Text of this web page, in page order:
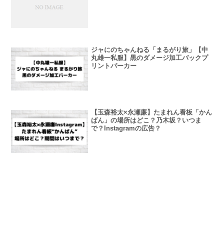
ジャにのちゃんねる「まるがり旅」【中
丸雄一私服】黒のダメージ加工バックプ
リントパーカー
【玉森裕太×永瀬廉】たまれん看板「かん
ばん」の場所はどこ？乃木坂？いつま
で？Instagramの広告？